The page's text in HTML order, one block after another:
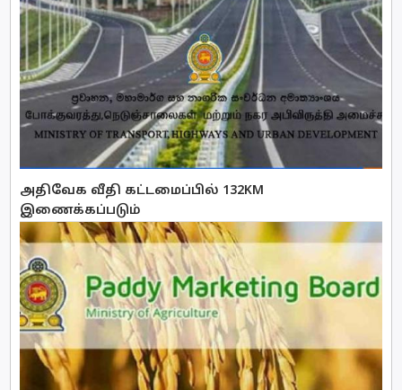
அதிவேக வீதி கட்டமைப்பில் 132KM
இணைக்கப்படும்